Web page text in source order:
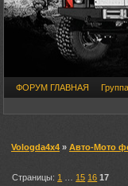
ФОРУМ ГЛАВНАЯ
Vologda4x4 » Авто-Мото
Страницы: 1 15 16 17